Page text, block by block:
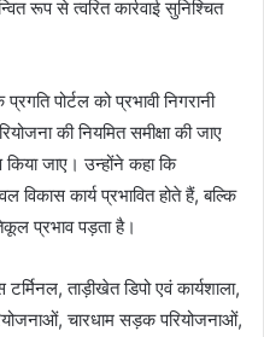
रूप से त्वरित कार्रवाई सुनिश्चित
पोर्टल को प्रभावी निगरानी
की नियमित समीक्षा की जाए
जाए। उन्होंने कहा कि
कार्य प्रभावित होते हैं, बल्कि
प्रभाव पड़ता है।
ताड़ीखेत डिपो एवं कार्यशाला,
चारधाम सड़क परियोजनाओं,